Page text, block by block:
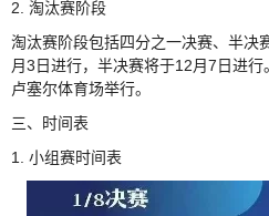
2. 淘汰赛阶段
淘汰赛阶段包括四分之一决赛、半决
月3日进行，半决赛将于12月7日进
卢塞尔体育场举行。
三、时间表
1. 小组赛时间表